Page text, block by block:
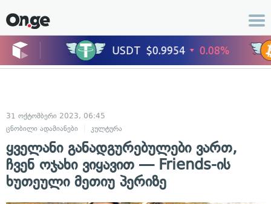
31 ოქტომბერი 2023, 06:45
ცნობილი ადამიანები
კულტურა
ყველანი განადგურებულები ვართ,
ჩვენ ოჯახი ვიყავით — Friends-ის
ხუთეული მეთიუ პერიზე